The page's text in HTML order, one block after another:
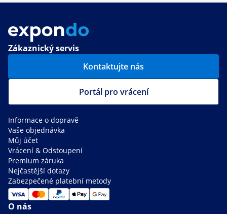
Zákaznický servis
Kontaktujte nás
Portál pro vrácení
Informace o dopravě
Vaše objednávka
Můj účet
Vrácení & Odstoupení
Premium záruka
Nejčastější dotazy
Zabezpečené platební metody
O nás